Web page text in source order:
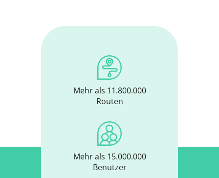
Mehr als 11.800.000
Routen
Mehr als 15.000.000
Benutzer